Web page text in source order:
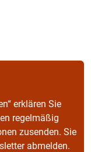
erklären Sie
regelmäßig
zusenden. Sie
abmelden.